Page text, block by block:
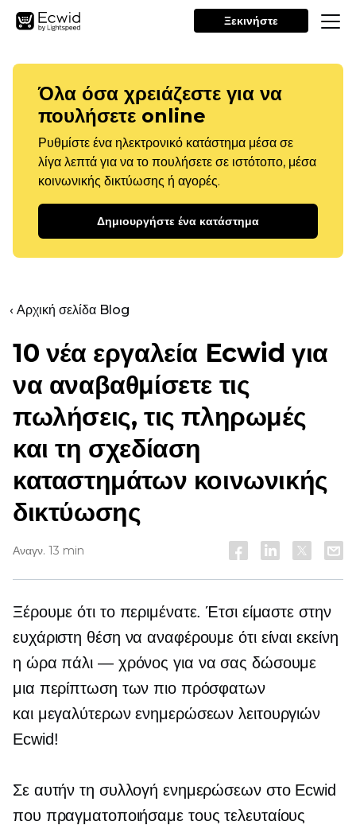
Ξεκινήστε
Όλα όσα χρειάζεστε για να
πουλήσετε online
Ρυθμίστε ένα ηλεκτρονικό κατάστημα μέσα σε
λίγα λεπτά για να το πουλήσετε σε ιστότοπο, μέσα
κοινωνικής δικτύωσης ή αγορές.
Δημιουργήστε ένα κατάστημα
‹ Αρχική σελίδα Blog
10 νέα εργαλεία Ecwid για
να αναβαθμίσετε τις
πωλήσεις, τις πληρωμές
και τη σχεδίαση
καταστημάτων κοινωνικής
δικτύωσης
Αναγν. 13 min
Ξέρουμε ότι το περιμένατε. Έτσι είμαστε στην
ευχάριστη θέση να αναφέρουμε ότι είναι εκείνη
η ώραπάλι — χρόνος για να σας δώσουμε
μια περίπτωση των πιο πρόσφατων
και μεγαλύτερων ενημερώσεων λειτουργιών
Ecwid!
Σε αυτήν τη συλλογή ενημερώσεων στο Ecwid
που πραγματοποιήσαμε τους τελευταίους